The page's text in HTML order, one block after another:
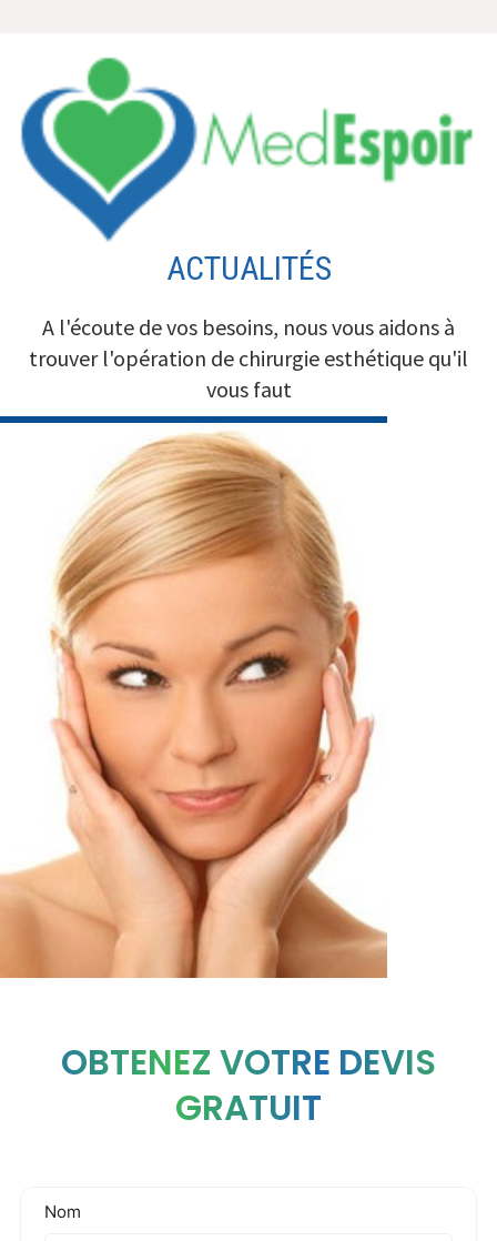
contenu
ACTUALITÉS
A l'écoute de vos besoins, nous vous aidons à
trouver l'opération de chirurgie esthétique qu'il
vous faut
OBTENEZ VOTRE DEVIS
GRATUIT